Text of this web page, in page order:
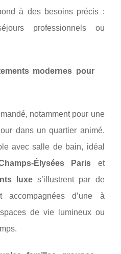
à des besoins précis :
professionnels ou
modernes pour
notamment pour une
dans un quartier animé.
avec salle de bain, idéal
Élysées Paris et
luxes’illustrent par de
accompagnées d’une à
de vie lumineux ou